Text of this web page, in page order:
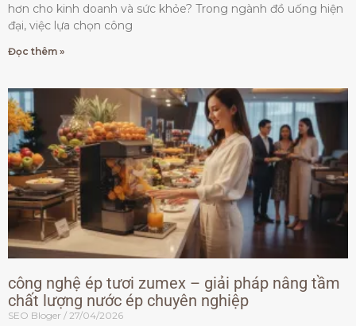
hơn cho kinh doanh và sức khỏe? Trong ngành đồ uống hiện
đại, việc lựa chọn công
Đọc thêm »
công nghệ ép tươi zumex – giải pháp nâng tầm
chất lượng nước ép chuyên nghiệp
SEO Bloger 27/04/2026